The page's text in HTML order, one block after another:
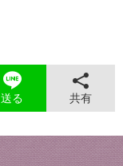
送る 共有